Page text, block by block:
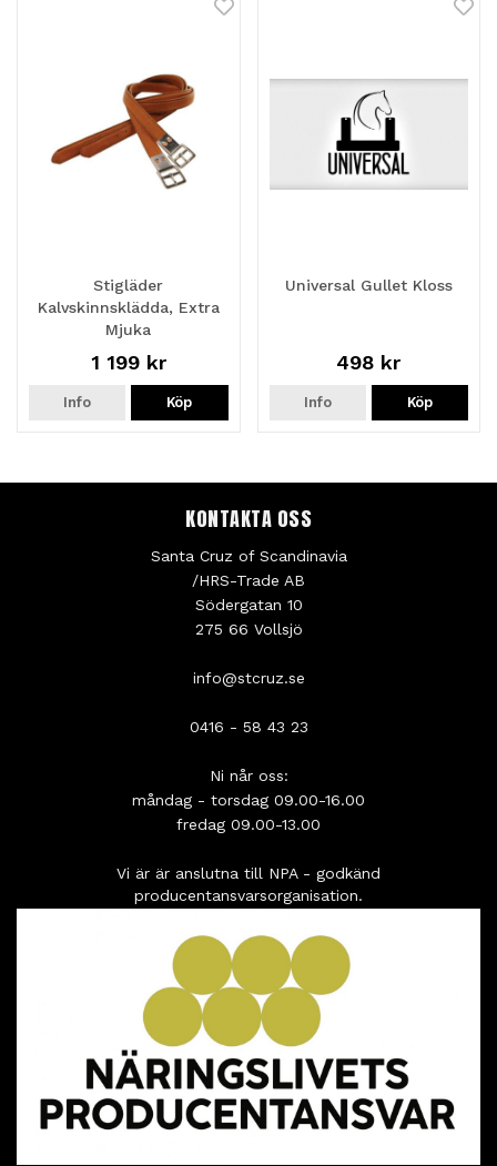
Stigläder
Kalvskinnsklädda, Extra
Mjuka
1 199 kr
Info Köp
Universal Gullet Kloss
498 kr
Info Köp
KONTAKTA OSS
Santa Cruz of Scandinavia
/HRS-Trade AB
Södergatan 10
275 66 Vollsjö
info@stcruz.se
0416 - 58 43 23
Ni når oss:
måndag - torsdag 09.00-16.00
fredag 09.00-13.00
Vi är är anslutna till NPA - godkänd
producentansvarsorganisation.